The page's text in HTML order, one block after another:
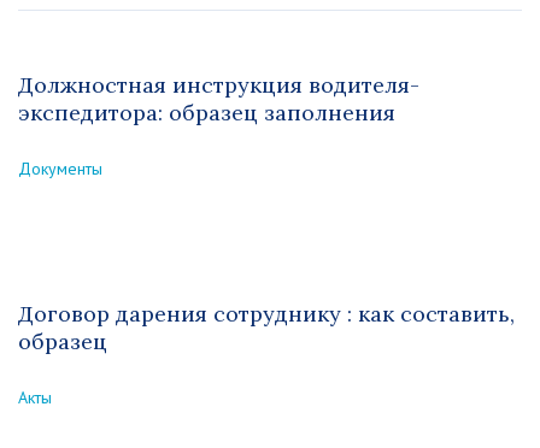
Должностная инструкция водителя-
экспедитора: образец заполнения
Документы
Договор дарения сотруднику : как составить,
образец
Акты